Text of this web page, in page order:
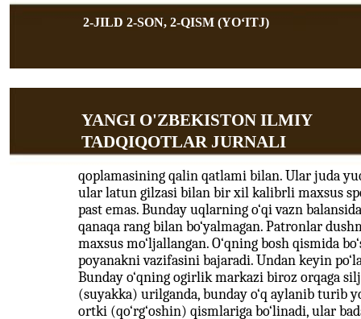
2-JILD 2-SON, 2-QISM (YOʻITJ)
YANGI O'ZBEKISTON ILMIY
TADQIQOTLAR JURNALI
qoplamasining qalin qatlami bilan. Ular juda
ular latun gilzasi bilan bir xil kalibrli maxsus
past emas. Bunday uqlarning o‘qi vazn
qanaqa rang bilan bo‘yalmagan. Patronlar
maxsus mo‘ljallangan. O‘qning bosh qismida
poyanakni vazifasini bajaradi. Undan keyin
Bunday o‘qning ogirlik markazi biroz orqaga
(suyakka) urilganda, bunday o‘q aylanib turib
ortki (qo‘rg‘oshin) qismlariga bo‘linadi, ular